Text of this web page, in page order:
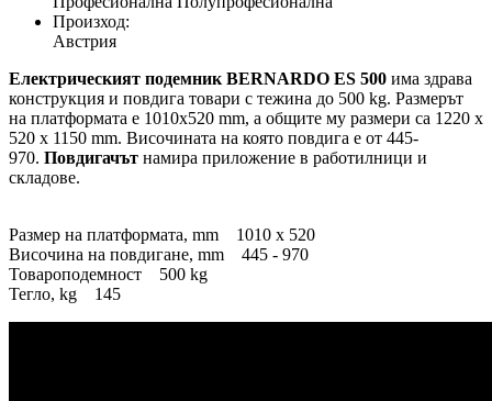
Произход:
Австрия
Електрическият подемник BERNARDO ES 500 има здрава
конструкция и повдига товари с тежина до 500 kg. Размерът
на платформата е 1010x520 mm, а общите му размери са 1220 x
520 x 1150 mm. Височината на която повдига е от 445-
970. Повдигачът намира приложение в работилници и
складове.
Размер на платформата, mm 1010 x 520
Височина на повдигане, mm 445 - 970
Товароподемност 500 kg
Тегло, kg 145